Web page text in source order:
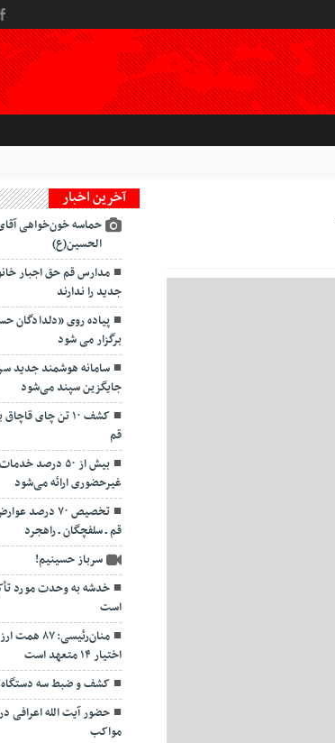
آخرین اخبار
حماسه خون‌خواهی
الحسین(ع)
مدارس قم حق اجبار
جدید را ندارند
پیاده روی «دلدادگان
برگزار می شود
سامانه هوشمند جدید
جایگزین سپند می‌شود
قم
بیش از ۵۰ درصد
غیرحضوری ارائه می‌شود
تخصیص ۷۰ درصد
قم ـ سلفچگان ـ راهجرد
سرباز حسینیم!
خدشه به وحدت مورد
است
منان‌رئیسی:
اختیار ۱۴ متعهد است
کشف و ضبط سه دستگاه
حضور آیت الله اعرافی
مواکب